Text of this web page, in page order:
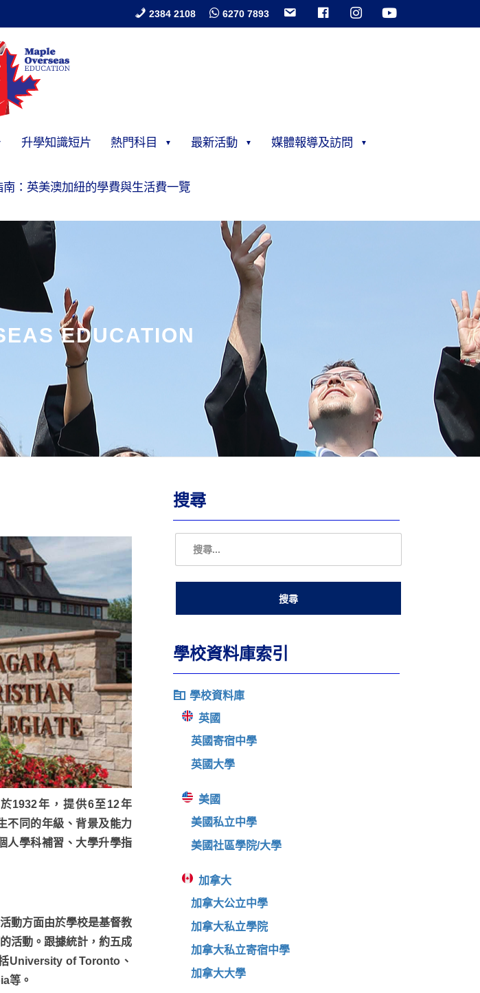
2384 2108 6270 7893
升學知識短片 熱門科目 最新活動 媒體報導及訪問
：英美澳加紐的學費與生活費一覽
EDUCATION
1932年，提供6至12年
不同的年級、背景及能力
人學科補習、大學升學指
動方面由於學校是基督教
活動。跟據統計，約五成
University of Toronto、
等。
搜尋
學校資料庫索引
學校資料庫
英國
英國寄宿中學
英國大學
美國
美國私立中學
美國社區學院/大學
加拿大
加拿大公立中學
加拿大私立學院
加拿大私立寄宿中學
加拿大大學